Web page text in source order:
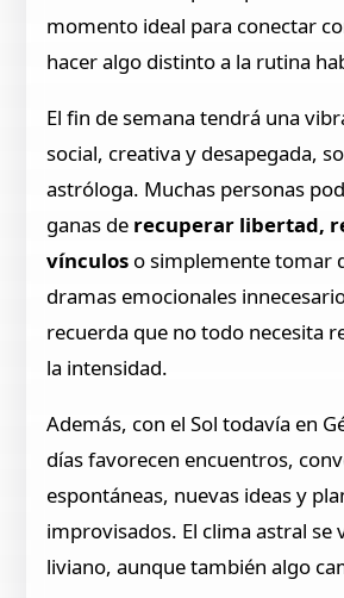
momento ideal para conectar
hacer algo distinto a la rutina
El fin de semana tendrá una
social, creativa y desapegada,
astróloga. Muchas personas
ganas de recuperar libertad,
vínculos o simplemente tomar
dramas emocionales
recuerda que no todo necesita
la intensidad.
Además, con el Sol todavía en
días favorecen encuentros,
espontáneas, nuevas ideas y
improvisados. El clima astral se
liviano, aunque también algo